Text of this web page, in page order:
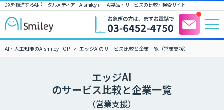
DXを推進するAIポータルメディア「AIsmiley」｜ AI製品・サービスの比較・検索サイト
AI・人工知能のAIsmiley TOP エッジAIのサービス比較と企業一覧（営業支援）
エッジAI
のサービス比較と企業一覧
（営業支援）